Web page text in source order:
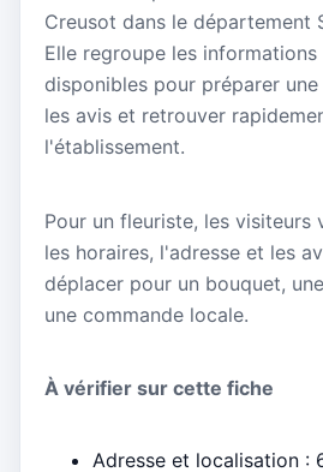
Creusot dans le département
Elle regroupe les
disponibles pour préparer
les avis et retrouver
l'établissement.
Pour un fleuriste, les visiteurs
les horaires, l'adresse et les
déplacer pour un bouquet,
une commande locale.
À vérifier sur cette fiche
Adresse et localisation :